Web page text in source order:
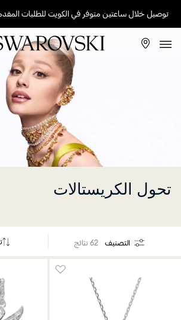
توصيل خلال ساعتين متوفر في الكويت للطلبات المقدمة
تحول الكريستالات
التصنيف 62 نتائج